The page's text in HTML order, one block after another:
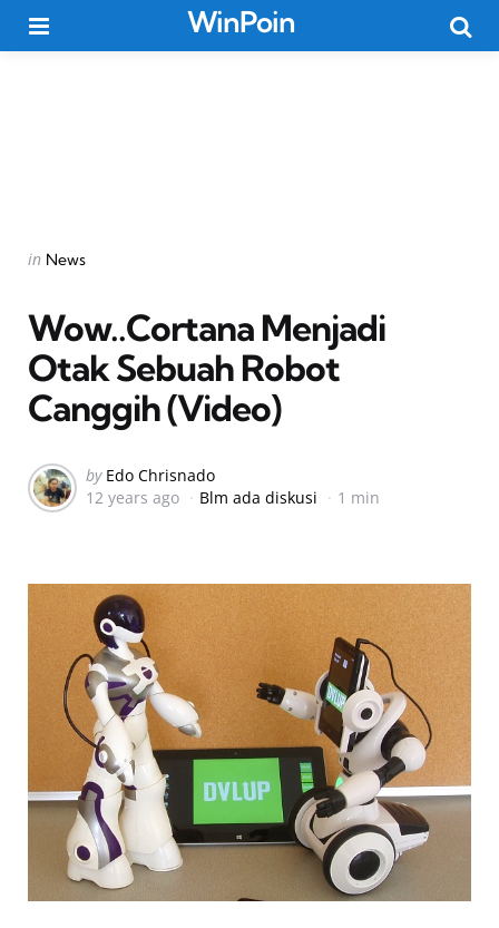
WinPoin
Categories
Posted
in News
Wow..Cortana Menjadi
Otak Sebuah Robot
Canggih (Video)
Posted
by
by Edo Chrisnado
12 years ago
Blm ada diskusi 1 min